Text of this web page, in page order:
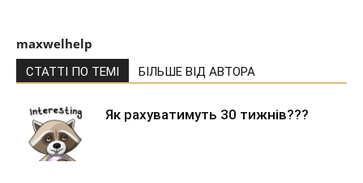
maxwelhelp
СТАТТІ ПО ТЕМІ БІЛЬШЕ ВІД АВТОРА
Як рахуватимуть 30 тижнів???